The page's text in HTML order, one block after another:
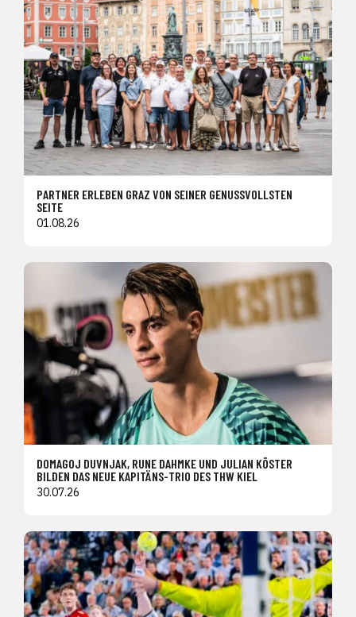
PARTNER ERLEBEN GRAZ VON SEINER GENUSSVOLLSTEN
SEITE
01.08.26
DOMAGOJ DUVNJAK, RUNE DAHMKE UND JULIAN KÖSTER
BILDEN DAS NEUE KAPITÄNS-TRIO DES THW KIEL
30.07.26